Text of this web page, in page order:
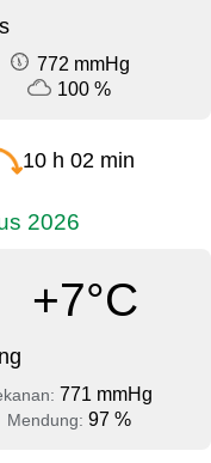
772 mmHg
100 %
10 h 02 min
2026
+7°C
771 mmHg
Mendung: 97 %